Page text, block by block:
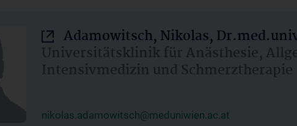
Adamowitsch, Nikolas,
Universitätsklinik für Anästhesie,
Intensivmedizin und Schmerztherapie
nikolas.adamowitsch@meduniwien.ac.at